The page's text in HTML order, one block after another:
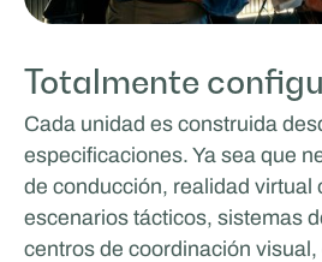
Totalmente
Cada unidad es construida
especificaciones. Ya sea que
de conducción, realidad virtual
escenarios tácticos, sistemas
centros de coordinación